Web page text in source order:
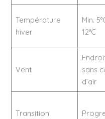
Température
hiver
Min.
12°C
Vent
sans
d’air
Transition